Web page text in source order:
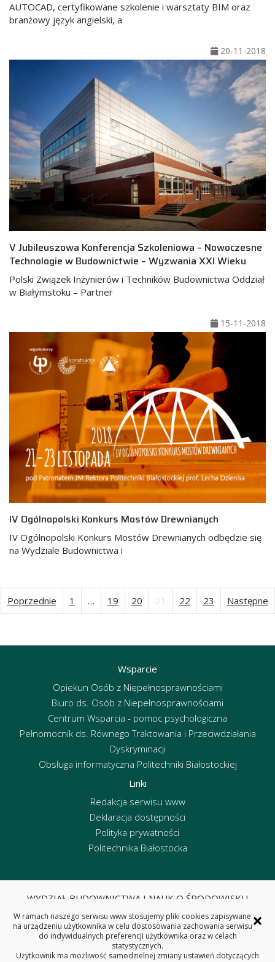
AUTOCAD, certyfikowane szkolenie i warsztaty BIM oraz
branżowy język angielski, a
20-11-2018
V Jubileuszowa Konferencja Szkoleniowa – Nowoczesne
Technologie w Budownictwie – Wyzwania XXI Wieku
Polski Związek Inżynierów i Techników Budownictwa Oddział
w Białymstoku – Partner
15-11-2018
IV Ogólnopolski Konkurs Mostów Drewnianych
IV Ogólnopolski Konkurs Mostów Drewnianych odbędzie się
na Wydziale Budownictwa i
Stronicowanie
Poprzednie 1 … 19 20 21 22 23 Następne
Wsparcie
Opiekun Osób z Niepełnosprawnościami
Biuro ds. Osób z Niepełnosprawnościami
Centrum Wsparcia - pomoc psychologiczna
Pełnomocnik ds. Równego Traktowania i Przeciwdziałania
Dyskryminacji
Obsługa informatyczna Politechniki Białostockiej
Linki
Redakcja serwisu www
Deklaracja dostępności
Polityka prywatności
Politechnika Białostocka
WYDZIAŁ BUDOWNICTWA I NAUK O ŚRODOWISKU
ul. Wiejska 45E, 15-351 Białystok
tel. centrala 85 746 95 60, fax 85 746 95 59
REGON: 000001672 NIP: 542-020-87-21
×
W ramach naszego serwisu www stosujemy pliki cookies zapisywane
na urządzeniu użytkownika w celu dostosowania zachowania serwisu
do indywidualnych preferencji użytkownika oraz w celach
statystycznych.
Użytkownik ma możliwość samodzielnej zmiany ustawień dotyczących